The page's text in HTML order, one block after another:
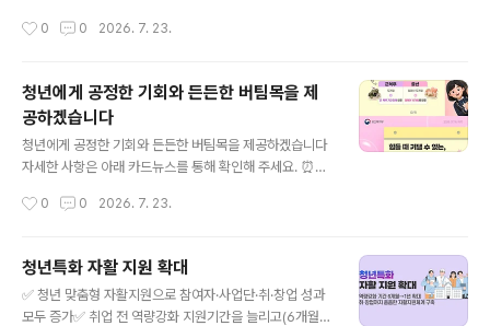
0 0 2026. 7. 23.
청년에게 공정한 기회와 든든한 버팀목을 제
공하겠습니다
청년에게 공정한 기회와 든든한 버팀목을 제공하겠습니다
자세한 사항은 아래 카드뉴스를 통해 확인해 주세요. ⏰출
0 0 2026. 7. 23.
청년특화 자활 지원 확대
✅ 청년 맞춤형 자활지원으로 참여자·사업단·취·창업 성과
모두 증가✅ 취업 전 역량강화 지원기간을 늘리고(6개월→